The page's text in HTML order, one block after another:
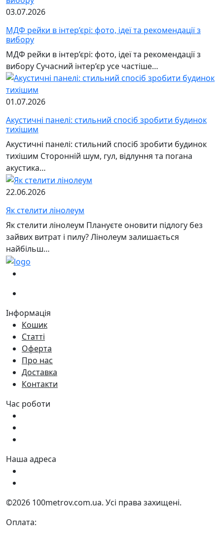
03.07.2026
МДФ рейки в інтер’єрі: фото, ідеї та рекомендації з
вибору
МДФ рейки в інтер’єрі: фото, ідеї та рекомендації з
вибору Сучасний інтер’єр усе частіше…
01.07.2026
Акустичні панелі: стильний спосіб зробити будинок
тихішим
Акустичні панелі: стильний спосіб зробити будинок
тихішим Сторонній шум, гул, відлуння та погана
акустика…
22.06.2026
Як стелити лінолеум
Як стелити лінолеум Плануєте оновити підлогу без
зайвих витрат і пилу? Лінолеум залишається
найбільш…
Інформація
Кошик
Статті
Оферта
Про нас
Доставка
Контакти
Час роботи
Наша адреса
©2026 100metrov.com.ua. Усі права захищені.
Оплата: